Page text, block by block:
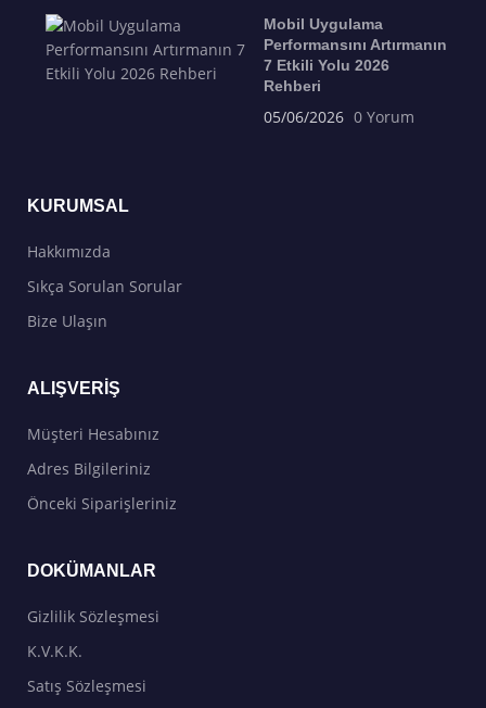
Mobil Uygulama
Performansını Artırmanın
7 Etkili Yolu 2026
Rehberi
05/06/2026 0 Yorum
KURUMSAL
Hakkımızda
Sıkça Sorulan Sorular
Bize Ulaşın
ALIŞVERIŞ
Müşteri Hesabınız
Adres Bilgileriniz
Önceki Siparişleriniz
DOKÜMANLAR
Gizlilik Sözleşmesi
K.V.K.K.
Satış Sözleşmesi